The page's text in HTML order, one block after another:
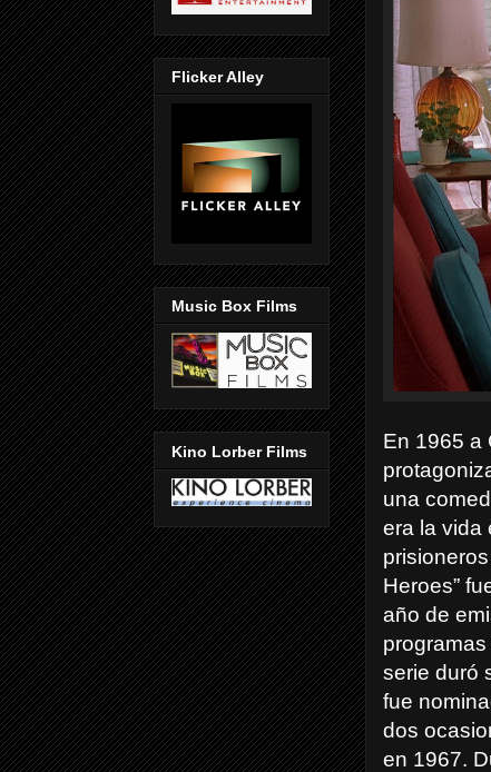
En 1965 a
una
era la vida
Heroes”
año de
serie duró
fue
dos
en 1967.
Flicker Alley
Music Box Films
Kino Lorber Films